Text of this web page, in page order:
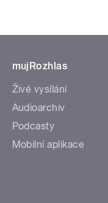
mujRozhlas
Živé vysílání
Audioarchiv
Podcasty
Mobilní aplikace